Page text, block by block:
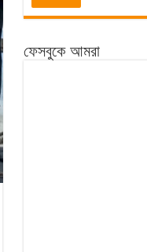
ফেসবুকে আমরা